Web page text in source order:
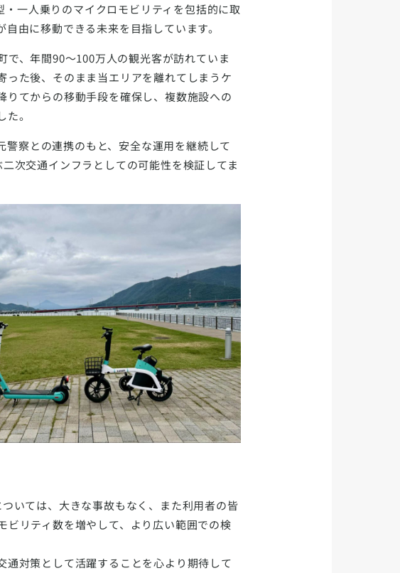
一人乗りのマイクロモビリティを包括的に取
由に移動できる未来を目指しています。
、年間90〜100万人の観光客が訪れていま
た後、そのまま当エリアを離れてしまうケ
てからの移動手段を確保し、複数施設への
。
察との連携のもと、安全な運用を継続して
次交通インフラとしての可能性を検証してま
いては、大きな事故もなく、また利用者の皆
リティ数を増やして、より広い範囲での検
対策として活躍することを心より期待して